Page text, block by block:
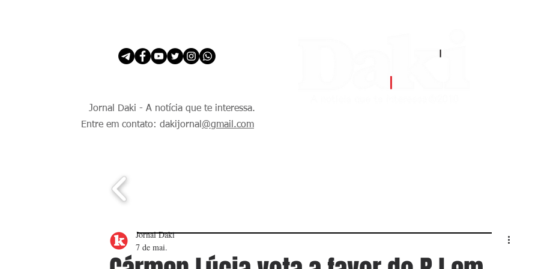
Jornal Daki - A notícia que te interessa.
Entre em contato: dakijornal @gmail.com
Jornal Daki
7 de mai.